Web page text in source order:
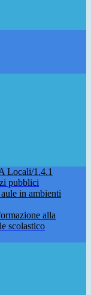
Locali/1.4.1
pubblici
in ambienti
alla
scolastico